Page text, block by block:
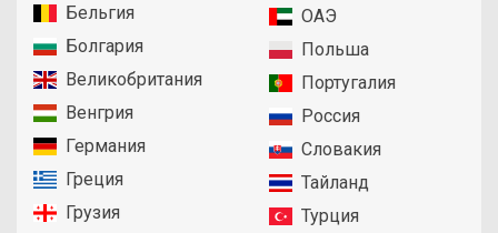
Бельгия
Болгария
Великобритания
Венгрия
Германия
Греция
Грузия
ОАЭ
Польша
Португалия
Россия
Словакия
Тайланд
Турция